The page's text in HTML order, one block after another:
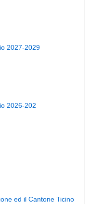
2027-2029
2026-202
ed il Cantone Ticino